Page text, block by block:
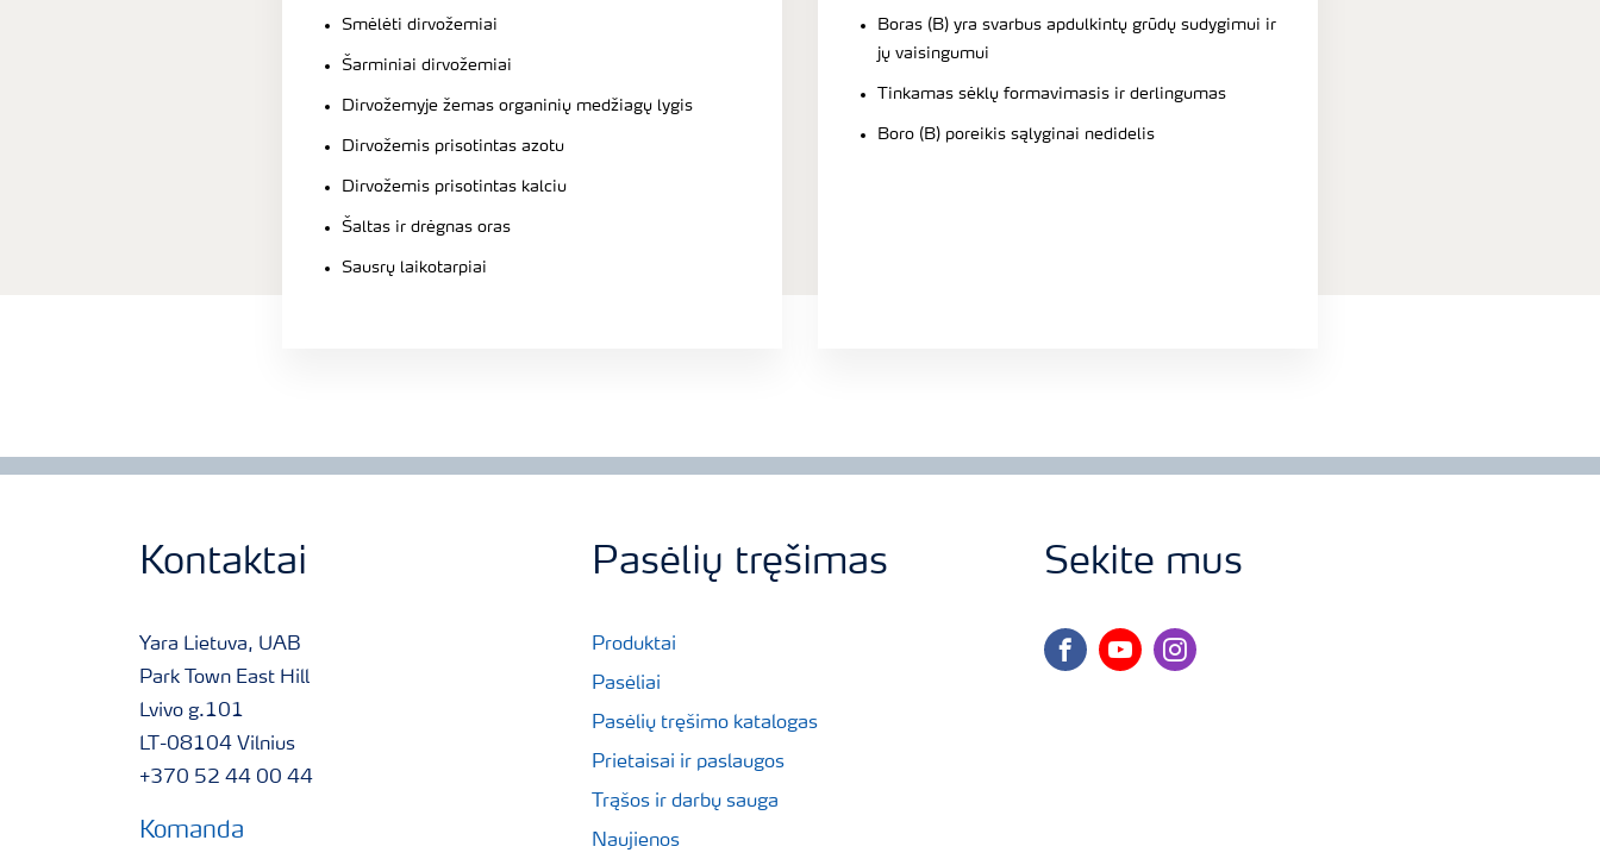
Smėlėti dirvožemiai
Šarminiai dirvožemiai
Dirvožemyje žemas organinių medžiagų lygis
Dirvožemis prisotintas azotu
Dirvožemis prisotintas kalciu
Šaltas ir drėgnas oras
Sausrų laikotarpiai
Boras (B) yra svarbus apdulkintų grūdų sudygimui ir
jų vaisingumui
Tinkamas sėklų formavimasis ir derlingumas
Boro (B) poreikis sąlyginai nedidelis
Kontaktai
Yara Lietuva, UAB
Park Town East Hill
Lvivo g.101
LT-08104 Vilnius
+370 52 44 00 44
Komanda
Pasėlių tręšimas
Produktai
Pasėliai
Pasėlių tręšimo katalogas
Prietaisai ir paslaugos
Trąšos ir darbų sauga
Naujienos
Sekite mus
facebookyoutubeinstagram